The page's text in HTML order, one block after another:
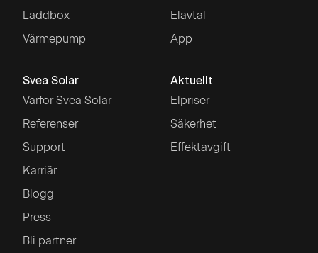
Laddbox
Värmepump
Elavtal
App
Svea Solar
Varför Svea Solar
Referenser
Support
Karriär
Blogg
Press
Bli partner
Aktuellt
Elpriser
Säkerhet
Effektavgift